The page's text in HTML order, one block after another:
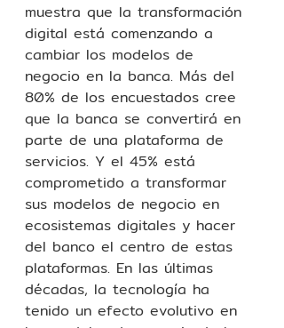
muestra que la transformación
digital está comenzando a
cambiar los modelos de
negocio en la banca. Más del
80% de los encuestados cree
que la banca se convertirá en
parte de una plataforma de
servicios. Y el 45% está
comprometido a transformar
sus modelos de negocio en
ecosistemas digitales y hacer
del banco el centro de estas
plataformas. En las últimas
décadas, la tecnología ha
tenido un efecto evolutivo en